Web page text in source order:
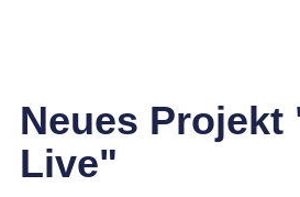
Neues Projekt
Live"